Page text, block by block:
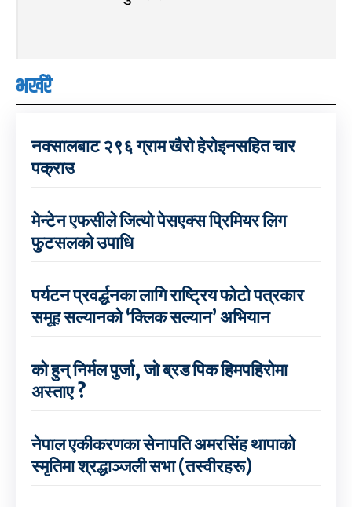
भर्खरै
नक्सालबाट २९६ ग्राम खैरो हेरोइनसहित चार
पक्राउ
मेन्टेन एफसीले जित्यो पेसएक्स प्रिमियर लिग
फुटसलको उपाधि
पर्यटन प्रवर्द्धनका लागि राष्ट्रिय फोटो पत्रकार
समूह सल्यानको ‘क्लिक सल्यान’ अभियान
को हुन् निर्मल पुर्जा, जो ब्रड पिक हिमपहिरोमा
अस्ताए ?
नेपाल एकीकरणका सेनापति अमरसिंह थापाको
स्मृतिमा श्रद्धाञ्जली सभा (तस्वीरहरू)